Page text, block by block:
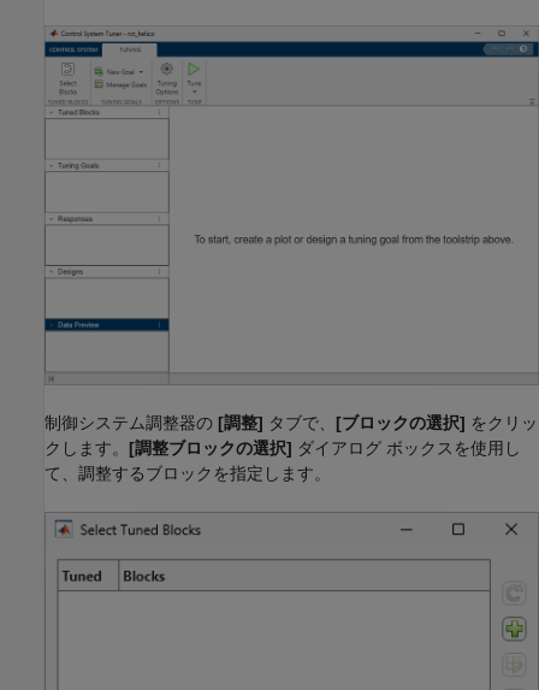
制御システム調整器の [調整] タブで、 [ブロックの選択] をクリッ
クします。 [調整ブロックの選択] ダイアログ ボックスを使用し
て、調整するブロックを指定します。